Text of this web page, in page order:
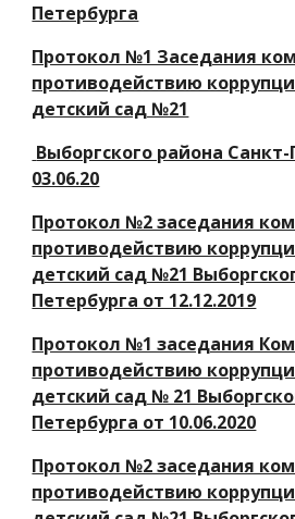
Петербурга
Протокол №1 Заседания
противодействию
детский сад №21
03.06.20
Протокол №2 заседания
противодействию
детский сад №21
Петербурга от 12.12.2019
Протокол №1 заседания
противодействию
детский сад № 21
Петербурга от 10.06.2020
Протокол №2 заседания
противодействию